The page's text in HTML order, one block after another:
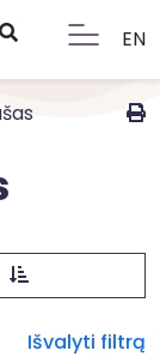
EN
Išvalyti filtrą